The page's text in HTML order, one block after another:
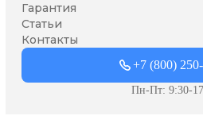
Гарантия
Статьи
Контакты
+7 (800)
Пн-Пт: 9:30-